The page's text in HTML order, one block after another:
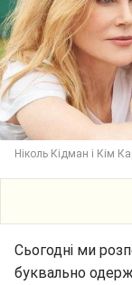
Ніколь Кідман і Кім
Сьогодні ми
буквально